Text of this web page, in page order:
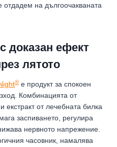
на дългоочакваната
доказан ефект
лятото
® е продукт за спокоен
Комбинацията от
от лечебната билка
заспиването, регулира
нервното напрежение.
часовник, намалява